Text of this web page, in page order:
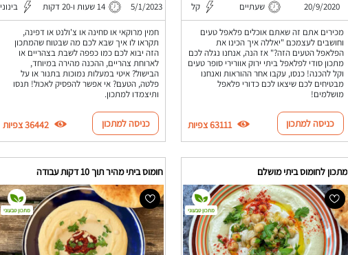
20/9/2020 שעתיים קל
מכירים אתם זה שאתם אוכלים פלאפל טעים
וחושבים לעצמכם "יאללה איך הכינו את
הפלאפל הטעים הזה?" אז הנה, אנחנו נגלה לכם
מתכון סודי לפלאפל ביתי ירוק אוורירי סופר טעים
וקל להכנה! כנסו, עקבו אחר ההוראות ואנחנו
מבטיחים לכם שיצאו לכם כדורי פלאפל
מושלמים!
כניסה למתכון 63111 צפיות
5/1/2023 14 שעות ו-20 דקות בינוני
חמין מרוקאי או סחינה או צ'ולנט או דפינה,
תקראו לו איך שבא לכם מה שבטוח שהמתכון
הזה יבוא לכם כמו כפפה לשבת בצהריים או
לארוחת צהריים, ההכנה מהירה במיוחד,
הבישול? איטי במעלות נמוכות בתנור או על
פלטה, הטעם? אי אפשר להפסיק לאכול! תנסו
ותיצמדו למתכון.
כניסה למתכון 36442 צפיות
מתכון לחומוס ביתי מושלם
מתכון טבעוני
חומוס ביתי מהיר תוך 10 דקות עבודה
מתכון טבעוני